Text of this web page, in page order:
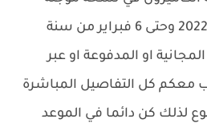
ستقام بداية من 9 يناير 2022 وحتى 6 فبراير من سنة
المجانية او المدفوعة او عبر
معكم كل التفاصيل المباشرة
لذلك كن دائما في الموعد